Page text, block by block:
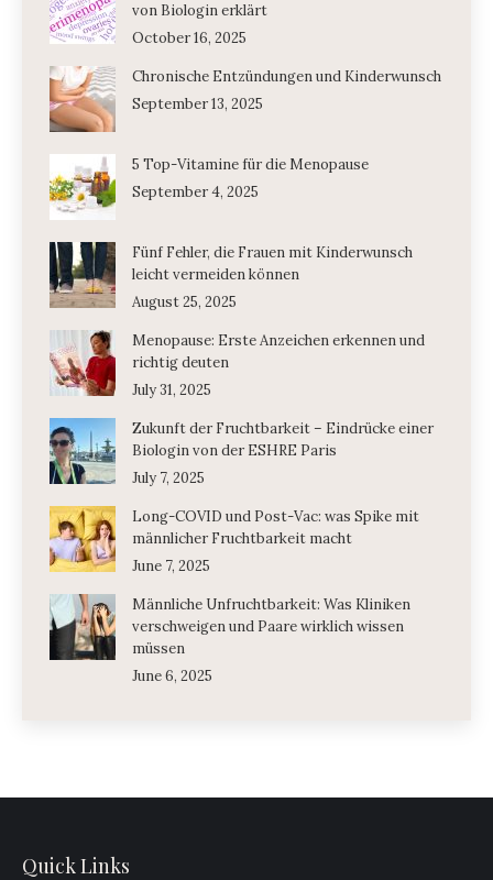
von Biologin erklärt
October 16, 2025
Chronische Entzündungen und Kinderwunsch
September 13, 2025
5 Top-Vitamine für die Menopause
September 4, 2025
Fünf Fehler, die Frauen mit Kinderwunsch
leicht vermeiden können
August 25, 2025
Menopause: Erste Anzeichen erkennen und
richtig deuten
July 31, 2025
Zukunft der Fruchtbarkeit – Eindrücke einer
Biologin von der ESHRE Paris
July 7, 2025
Long-COVID und Post-Vac: was Spike mit
männlicher Fruchtbarkeit macht
June 7, 2025
Männliche Unfruchtbarkeit: Was Kliniken
verschweigen und Paare wirklich wissen
müssen
June 6, 2025
Quick Links